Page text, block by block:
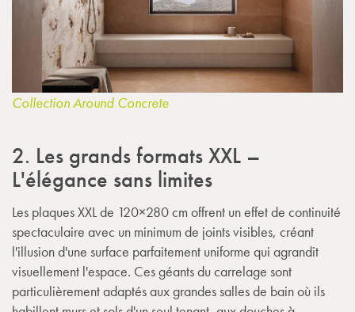
Collection Around Concrete
2. Les grands formats XXL –
L'élégance sans limites
Les plaques XXL de 120×280 cm offrent un effet de continuité
spectaculaire avec un minimum de joints visibles, créant
l'illusion d'une surface parfaitement uniforme qui agrandit
visuellement l'espace. Ces géants du carrelage sont
particulièrement adaptés aux grandes salles de bain où ils